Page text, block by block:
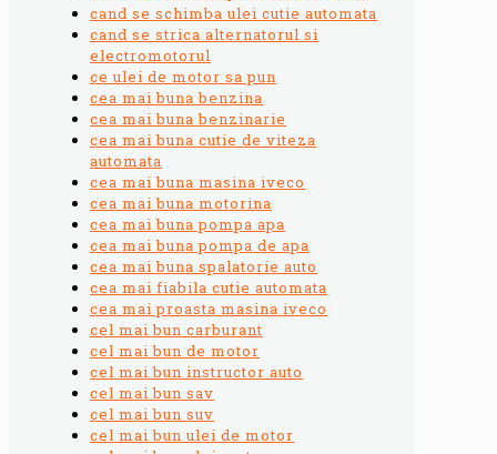
cand se schimba ulei cutie automata
cand se strica alternatorul si
electromotorul
ce ulei de motor sa pun
cea mai buna benzina
cea mai buna benzinarie
cea mai buna cutie de viteza
automata
cea mai buna masina iveco
cea mai buna motorina
cea mai buna pompa apa
cea mai buna pompa de apa
cea mai buna spalatorie auto
cea mai fiabila cutie automata
cea mai proasta masina iveco
cel mai bun carburant
cel mai bun de motor
cel mai bun instructor auto
cel mai bun sav
cel mai bun suv
cel mai bun ulei de motor